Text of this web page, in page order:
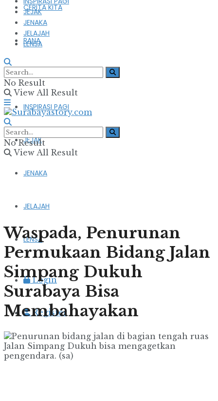
CERITA KITA
RANA
FIKSI & PUISI
INSPIRASI PAGI
JEJAK
JENAKA
JELAJAH
LENSA
Login
Register
JEJAK
JENAKA
JELAJAH
LENSA
No Result
View All Result
No Result
View All Result
Waspada, Penurunan
Permukaan Bidang Jalan
Simpang Dukuh
Surabaya Bisa
Membahayakan